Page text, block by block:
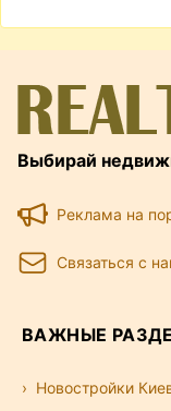
Выбирай
Реклама на
Связаться с
ВАЖНЫЕ
Новостройки